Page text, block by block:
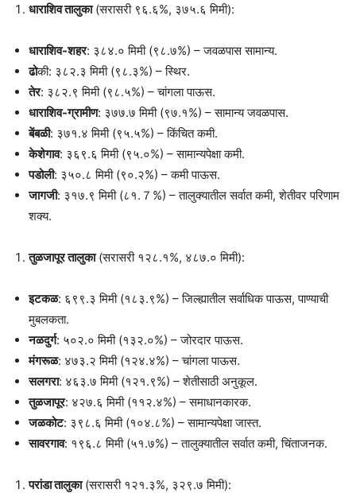
धाराशिव तालुका(सरासरी ९६.६%, ३७५.६ मिमी):
धाराशिव-शहर: ३८४.० मिमी (९८.७%) – जवळपास सामान्य.
ढोकी: ३८२.३ मिमी (९८.३%) – स्थिर.
तेर: ३८२.९ मिमी (९८.५%) – चांगला पाऊस.
धाराशिव-ग्रामीण: ३७७.७ मिमी (९७.१%) – सामान्य जवळपास.
बेंबळी: ३७१.४ मिमी (९५.५%) – किंचित कमी.
केशेगाव: ३६९.६ मिमी (९५.०%) – सामान्यपेक्षा कमी.
पडोली: ३५०.८ मिमी (९०.२%) – कमी पाऊस.
जागजी: ३१७.९ मिमी (८१.７%) – तालुक्यातील सर्वात कमी, शेतीवर परिणाम
शक्य.
तुळजापूर तालुका(सरासरी १२८.१%, ४८७.० मिमी):
इटकळ: ६९९.३ मिमी (१८३.९%) – जिल्ह्यातील सर्वाधिक पाऊस, पाण्याची
मुबलकता.
नळदुर्ग: ५०२.० मिमी (१३२.०%) – जोरदार पाऊस.
मंगरूळ: ४७३.२ मिमी (१२४.४%) – चांगला पाऊस.
सलगरा: ४६३.७ मिमी (१२१.९%) – शेतीसाठी अनुकूल.
तुळजापूर: ४२७.६ मिमी (११२.४%) – समाधानकारक.
जळकोट: ३९८.६ मिमी (१०४.८%) – सामान्यपेक्षा जास्त.
सावरगाव: १९६.८ मिमी (५१.७%) – तालुक्यातील सर्वात कमी, चिंताजनक.
परांडा तालुका(सरासरी १२१.३%, ३२९.७ मिमी):